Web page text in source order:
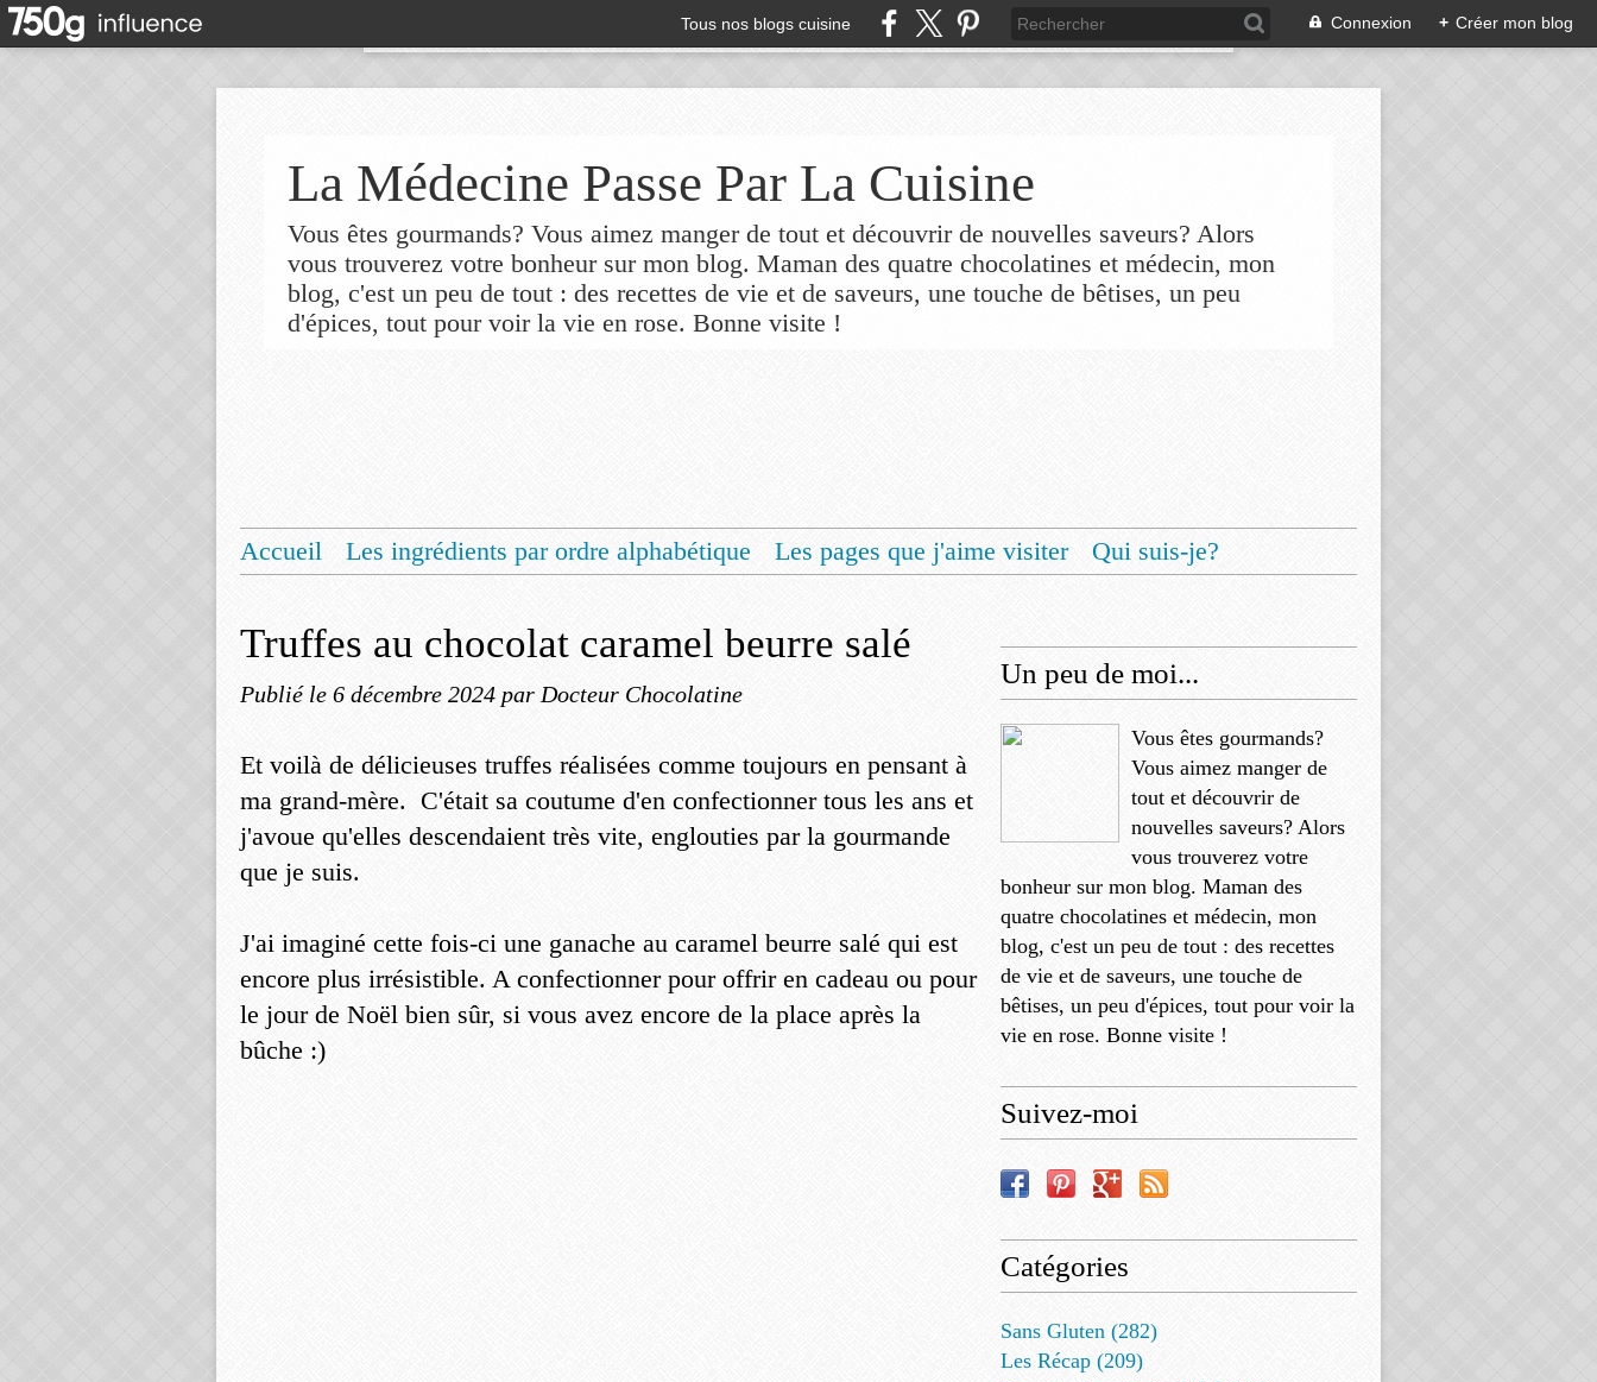
Tous nos blogs cuisine Connexion + Créer mon blog
La Médecine Passe Par La Cuisine
Vous êtes gourmands? Vous aimez manger de tout et découvrir de nouvelles saveurs? Alors
vous trouverez votre bonheur sur mon blog. Maman des quatre chocolatines et médecin, mon
blog, c'est un peu de tout : des recettes de vie et de saveurs, une touche de bêtises, un peu
d'épices, tout pour voir la vie en rose. Bonne visite !
Accueil Les ingrédients par ordre alphabétique Les pages que j'aime visiter
Qui suis-je?
Truffes au chocolat caramel beurre salé
Publié le 6 décembre 2024 par Docteur Chocolatine
Et voilà de délicieuses truffes réalisées comme toujours en pensant à
ma grand-mère. C'était sa coutume d'en confectionner tous les ans et
j'avoue qu'elles descendaient très vite, englouties par la gourmande
que je suis.
J'ai imaginé cette fois-ci une ganache au caramel beurre salé qui est
encore plus irrésistible. A confectionner pour offrir en cadeau ou pour
le jour de Noël bien sûr, si vous avez encore de la place après la
bûche :)
Un peu de moi...
Vous êtes gourmands?
Vous aimez manger de
tout et découvrir de
nouvelles saveurs? Alors
vous trouverez votre
bonheur sur mon blog. Maman des
quatre chocolatines et médecin, mon
blog, c'est un peu de tout : des recettes
de vie et de saveurs, une touche de
bêtises, un peu d'épices, tout pour voir la
vie en rose. Bonne visite !
Suivez-moi
Catégories
Sans Gluten (282)
Les Récap (209)